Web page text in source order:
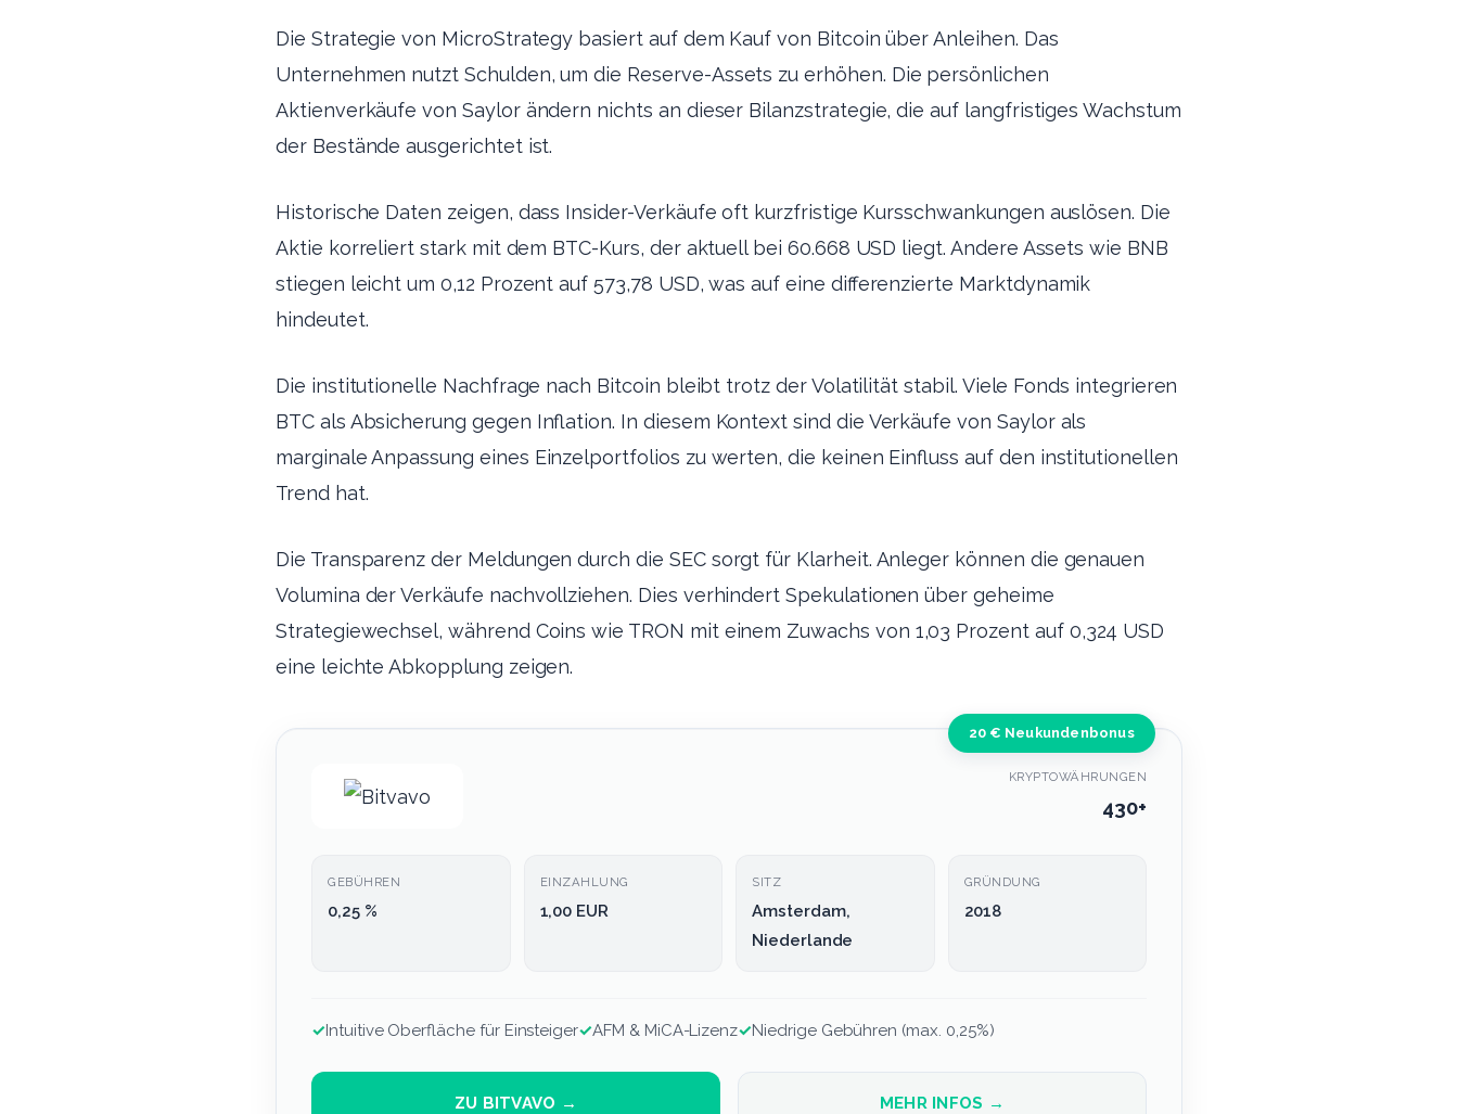
Die Strategie von MicroStrategy basiert auf dem Kauf von Bitcoin über Anleihen. Das
Unternehmen nutzt Schulden, um die Reserve-Assets zu erhöhen. Die persönlichen
Aktienverkäufe von Saylor ändern nichts an dieser Bilanzstrategie, die auf langfristiges Wachstum
der Bestände ausgerichtet ist.
Historische Daten zeigen, dass Insider-Verkäufe oft kurzfristige Kursschwankungen auslösen. Die
Aktie korreliert stark mit dem BTC-Kurs, der aktuell bei 60.668 USD liegt. Andere Assets wie BNB
stiegen leicht um 0,12 Prozent auf 573,78 USD, was auf eine differenzierte Marktdynamik
hindeutet.
Die institutionelle Nachfrage nach Bitcoin bleibt trotz der Volatilität stabil. Viele Fonds integrieren
BTC als Absicherung gegen Inflation. In diesem Kontext sind die Verkäufe von Saylor als
marginale Anpassung eines Einzelportfolios zu werten, die keinen Einfluss auf den institutionellen
Trend hat.
Die Transparenz der Meldungen durch die SEC sorgt für Klarheit. Anleger können die genauen
Volumina der Verkäufe nachvollziehen. Dies verhindert Spekulationen über geheime
Strategiewechsel, während Coins wie TRON mit einem Zuwachs von 1,03 Prozent auf 0,324 USD
eine leichte Abkopplung zeigen.
20 € Neukundenbonus
KRYPTOWÄHRUNGEN
430+
GEBÜHREN
0,25 %
EINZAHLUNG
1,00 EUR
SITZ
Amsterdam,
Niederlande
GRÜNDUNG
2018
✓Intuitive Oberfläche für Einsteiger✓AFM & MiCA-Lizenz✓Niedrige Gebühren (max. 0,25%)
ZU BITVAVO → MEHR INFOS →